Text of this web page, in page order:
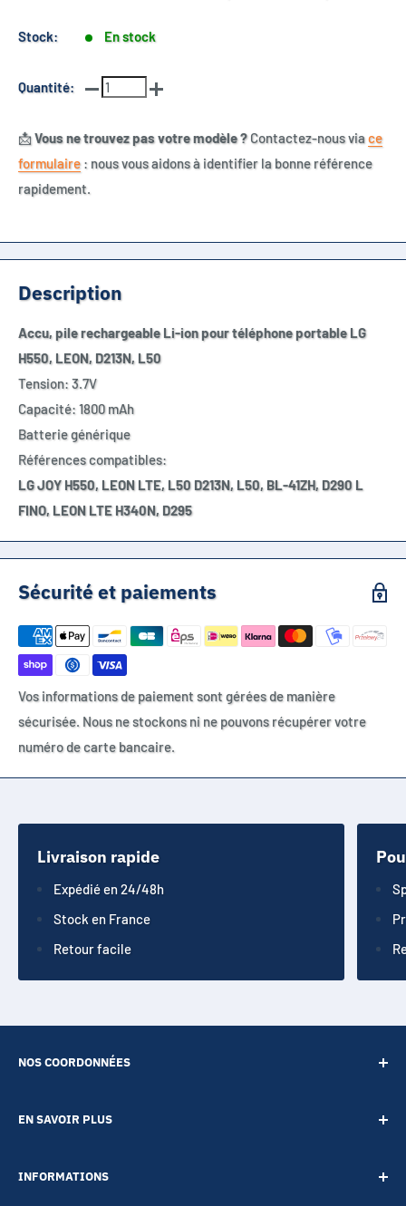
Stock: En stock
Quantité:
📩Vous ne trouvez pas votre modèle ?Contactez-nous viace
formulaire : nous vous aidons à identifier la bonne référence
rapidement.
Description
Accu, pile rechargeable Li-ion pour téléphone portable LG
H550, LEON, D213N, L50
Tension: 3.7V
Capacité: 1800 mAh
Batterie générique
Références compatibles:
LG JOY H550, LEON LTE, L50 D213N, L50, BL-41ZH, D290 L
FINO, LEON LTE H340N, D295
Sécurité et paiements
Vos informations de paiement sont gérées de manière
sécurisée. Nous ne stockons ni ne pouvons récupérer votre
numéro de carte bancaire.
Livraison rapide
Expédié en 24/48h
Stock en France
Retour facile
NOS COORDONNÉES
EN SAVOIR PLUS
A propos
INFORMATIONS